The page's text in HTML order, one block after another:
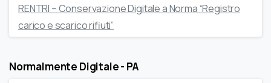
RENTRI – Conservazione Digitale a Norma “Registro
carico e scarico rifiuti”
Normalmente Digitale - PA